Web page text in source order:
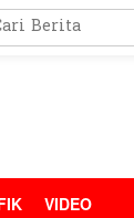
VIDEO